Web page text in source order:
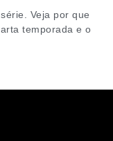
Veja por que
temporada e o